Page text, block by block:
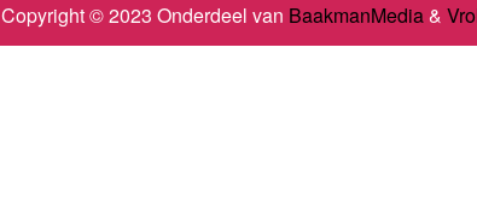
Copyright © 2023 Onderdeel van BaakmanMedia&